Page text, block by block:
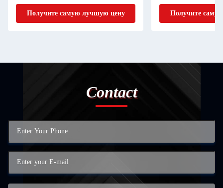
подключения
Получите самую лучшую цену
двери
Получите
Contact